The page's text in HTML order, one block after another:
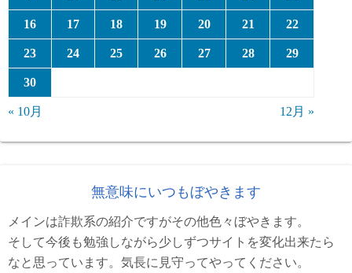
16 17 18 19 20 21 22
23 24 25 26 27 28 29
30
« 10月 12月 »
無意味にいつもぼやきます
メインは詐欺系の紹介ですがその他色々ぼやきます。
そして今後も勉強しながら少しずつサイトを変化出来たら
なと思っています。気長に見守ってやってください。